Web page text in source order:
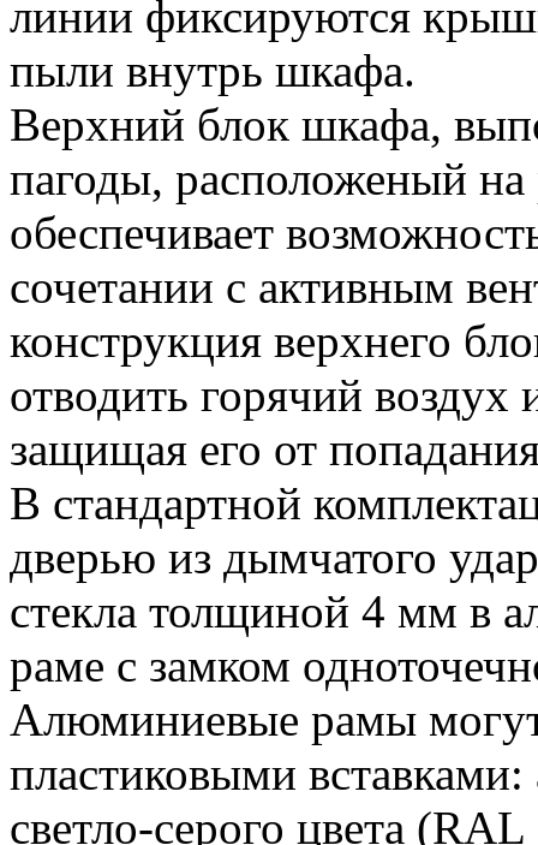
линии фиксируются
пыли внутрь шкафа.
Верхний блок шкафа,
пагоды, расположеный
обеспечивает
сочетании с активным
конструкция верхнего
отводить горячий
защищая его от
В стандартной
дверью из дымчатого
стекла толщиной 4 мм в
раме с замком
Алюминиевые рамы
пластиковыми
светло-серого цвета